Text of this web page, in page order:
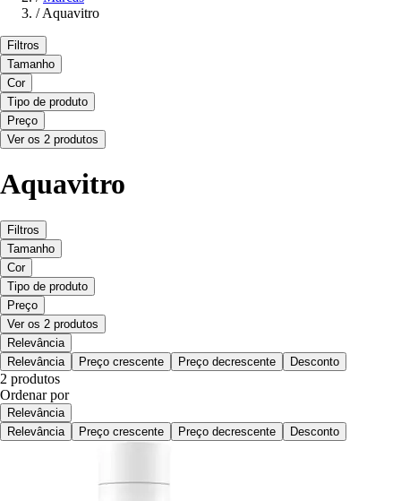
/ Aquavitro
Filtros
Tamanho
Cor
Tipo de produto
Preço
Ver os 2 produtos
Aquavitro
Filtros
Tamanho
Cor
Tipo de produto
Preço
Ver os 2 produtos
Relevância
Relevância
Preço crescente Preço decrescente Desconto
2 produtos
Ordenar por
Relevância
Relevância
Preço crescente Preço decrescente Desconto